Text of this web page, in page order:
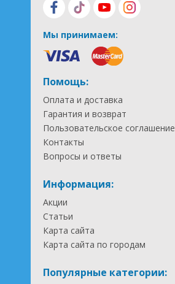
Мы принимаем:
Помощь:
Оплата и доставка
Гарантия и возврат
Пользовательское соглашение
Контакты
Вопросы и ответы
Информация:
Акции
Статьи
Карта сайта
Карта сайта по городам
Популярные категории: